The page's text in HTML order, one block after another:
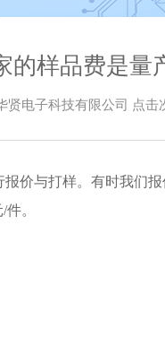
的样品费是量
贤电子科技有限公司 点击
报价与打样。有时我们
。